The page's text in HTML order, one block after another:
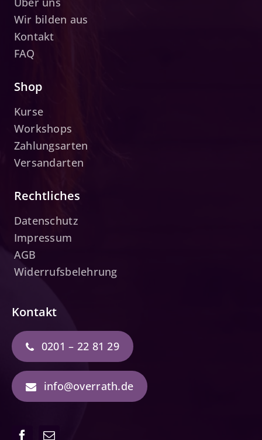
Wir bilden aus
Kontakt
FAQ
Kontakt
0201 – 22 81 29
info@overrath.de
Shop
Kurse
Workshops
Zahlungsarten
Versandarten
Rechtliches
Datenschutz
Impressum
AGB
Widerrufsbelehrung